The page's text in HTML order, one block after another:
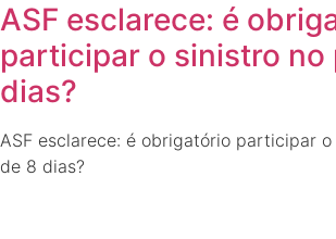
ASF esclarece: é
participar o sinistro no
dias?
ASF esclarece: é obrigatório participar
de 8 dias?